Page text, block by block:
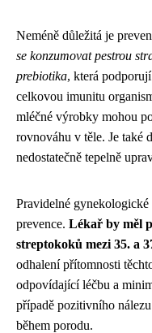
Neméně důležitá je
se konzumovat pestrou
prebiotika, která
celkovou imunitu
mléčné výrobky mohou
rovnováhu v těle. Je také
nedostatečně tepelně
Pravidelné
prevence. Lékař by měl
streptokoků mezi 35. a
odhalení přítomnosti
odpovídající léčbu a
případě pozitivního
během porodu.